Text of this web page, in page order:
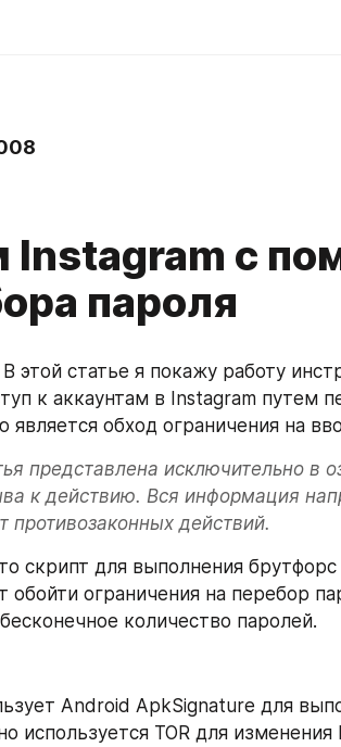
Instagram с
пароля
этой статье я покажу работу
к аккаунтам в Instagram путем
является обход ограничения на
представлена исключительно в
к действию. Вся информация
противозаконных действий.
скрипт для выполнения
обойти ограничения на перебор
количество паролей.
Android ApkSignature для
используется TOR для